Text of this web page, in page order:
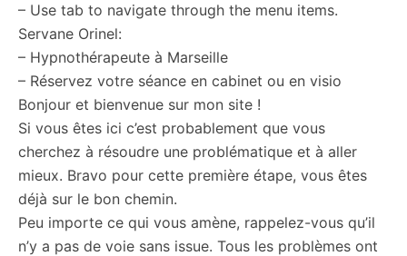
– Use tab to navigate through the menu items.
Servane Orinel:
– Hypnothérapeute à Marseille
– Réservez votre séance en cabinet ou en visio
Bonjour et bienvenue sur mon site !
Si vous êtes ici c’est probablement que vous
cherchez à résoudre une problématique et à aller
mieux. Bravo pour cette première étape, vous êtes
déjà sur le bon chemin.
Peu importe ce qui vous amène, rappelez-vous qu’il
n’y a pas de voie sans issue. Tous les problèmes ont